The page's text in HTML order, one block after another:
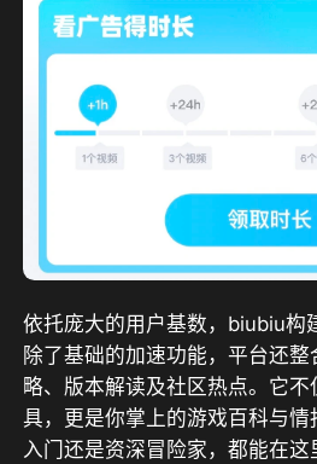
依托庞大的用户基数，biubiu构
除了基础的加速功能，平台还
略、版本解读及社区热点。它
具，更是你掌上的游戏百科与
入门还是资深冒险家，都能在